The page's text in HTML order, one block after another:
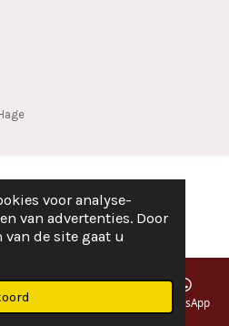
voor analyse-
van advertenties. Door
de site gaat u
WhatsApp